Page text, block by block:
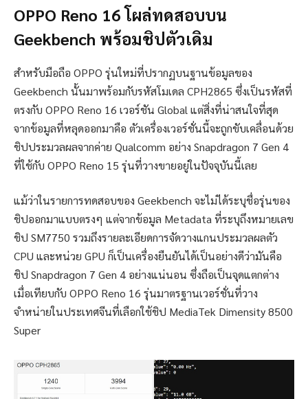
OPPO Reno 16 โผล่ทดสอบบน
Geekbench พร้อมชิปตัวเดิม
สำหรับมือถือ OPPO รุ่นใหม่ที่ปรากฏบนฐานข้อมูลของ
Geekbench นั้นมาพร้อมกับรหัสโมเดล CPH2865 ซึ่งเป็นรหัสที่
ตรงกับ OPPO Reno 16 เวอร์ชัน Global แต่สิ่งที่น่าสนใจที่สุด
จากข้อมูลที่หลุดออกมาคือ ตัวเครื่องเวอร์ชั่นนี้จะถูกขับเคลื่อนด้วย
ชิปประมวลผลจากค่าย Qualcomm อย่าง Snapdragon 7 Gen 4
ที่ใช้กับ OPPO Reno 15 รุ่นที่วางขายอยู่ในปัจจุบันนี้เลย
แม้ว่าในรายการทดสอบของ Geekbench จะไม่ได้ระบุชื่อรุ่นของ
ชิปออกมาแบบตรงๆ แต่จากข้อมูล Metadata ที่ระบุถึงหมายเลข
ชิป SM7750 รวมถึงรายละเอียดการจัดวางแกนประมวลผลตัว
CPU และหน่วย GPU ก็เป็นเครื่องยืนยันได้เป็นอย่างดีว่ามันคือ
ชิป Snapdragon 7 Gen 4 อย่างแน่นอน ซึ่งถือเป็นจุดแตกต่าง
เมื่อเทียบกับ OPPO Reno 16 รุ่นมาตรฐานเวอร์ชั่นที่วาง
จำหน่ายในประเทศจีนที่เลือกใช้ชิป MediaTek Dimensity 8500
Super